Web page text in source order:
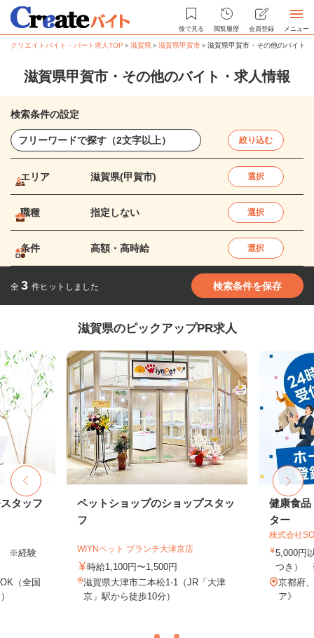
後で見る 閲覧履歴 会員登録 メニュー
クリエイトバイト・パート求人TOP ＞滋賀県＞滋賀県甲賀市＞滋賀県甲賀市・その他のバイト
滋賀県甲賀市・その他のバイト・求人情報
検索条件の設定
絞り込む
エリア 滋賀県(甲賀市) 選択
職種 指定しない 選択
条件 高額・高時給 選択
全 3 件ヒットしました 検索条件を保存
滋賀県のピックアップPR求人
タッフ
※経験
（全国
ペットショップのショップスタッ
フ
WIYNペット ブランチ大津京店
時給1,100円〜1,500円
滋賀県大津市二本松1-1（JR「大津
京」駅から徒歩10分）
健康食品
ター
株式会社
5,000円
つき）
京都府
ア》